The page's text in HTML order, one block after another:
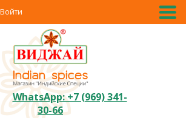
Войти
WhatsApp: +7 (969) 341-
30-66